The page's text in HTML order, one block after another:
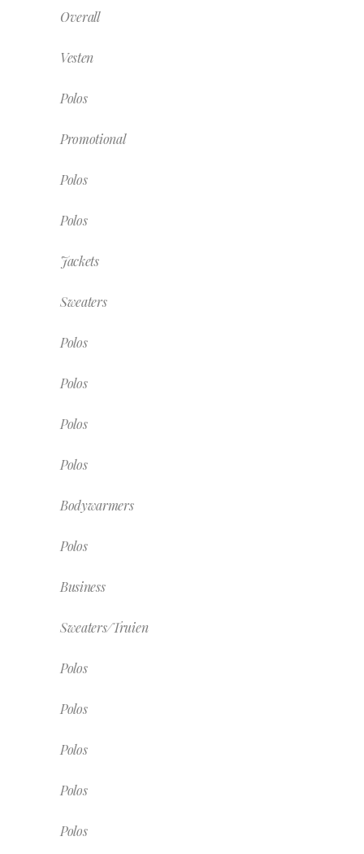
Overall
Vesten
Polos
Promotional
Polos
Polos
Jackets
Sweaters
Polos
Polos
Polos
Polos
Bodywarmers
Polos
Business
Sweaters/Truien
Polos
Polos
Polos
Polos
Polos